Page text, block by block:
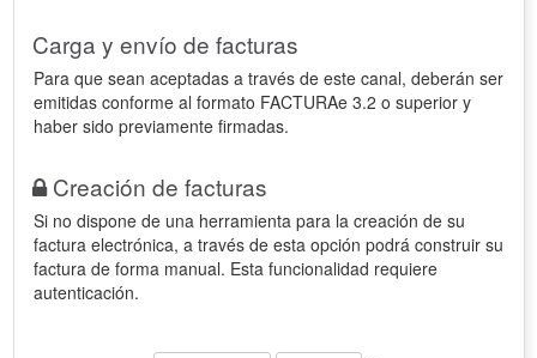
Carga y envío de facturas
Para que sean aceptadas a través de este canal, deberán ser
emitidas conforme al formato FACTURAe 3.2 o superior y
haber sido previamente firmadas.
Creación de facturas
Si no dispone de una herramienta para la creación de su
factura electrónica, a través de esta opción podrá construir su
factura de forma manual. Esta funcionalidad requiere
autenticación.